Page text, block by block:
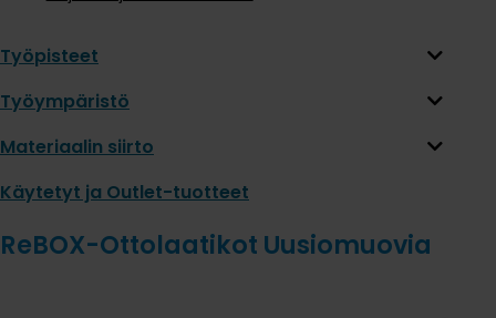
Työpisteet
Työympäristö
Materiaalin siirto
Käytetyt ja Outlet-tuotteet
ReBOX-Ottolaatikot Uusiomuovia